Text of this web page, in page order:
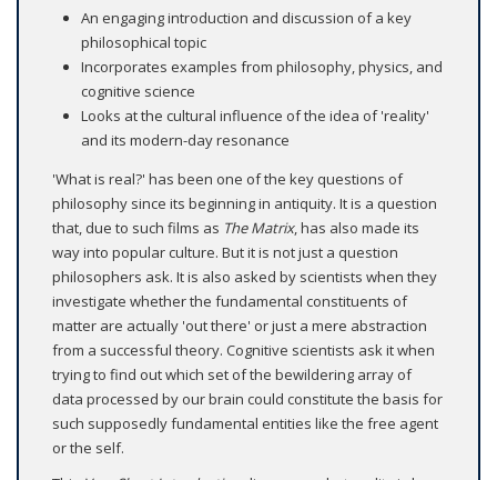
An engaging introduction and discussion of a key
philosophical topic
Incorporates examples from philosophy, physics, and
cognitive science
Looks at the cultural influence of the idea of 'reality'
and its modern-day resonance
'What is real?' has been one of the key questions of
philosophy since its beginning in antiquity. It is a question
that, due to such films as The Matrix, has also made its
way into popular culture. But it is not just a question
philosophers ask. It is also asked by scientists when they
investigate whether the fundamental constituents of
matter are actually 'out there' or just a mere abstraction
from a successful theory. Cognitive scientists ask it when
trying to find out which set of the bewildering array of
data processed by our brain could constitute the basis for
such supposedly fundamental entities like the free agent
or the self.